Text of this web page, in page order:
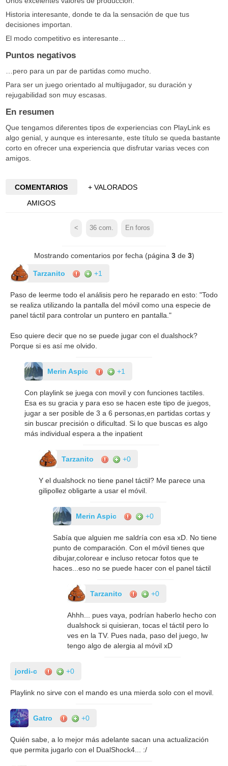
Historia interesante, donde te da la sensación de que tus
decisiones importan.
El modo competitivo es interesante…
Puntos negativos
…pero para un par de partidas como mucho.
Para ser un juego orientado al multijugador, su duración y
rejugabilidad son muy escasas.
En resumen
Que tengamos diferentes tipos de experiencias con PlayLink es
algo genial, y aunque es interesante, este título se queda bastante
corto en ofrecer una experiencia que disfrutar varias veces con
amigos.
COMENTARIOS
+ VALORADOS
AMIGOS
< 36 com. En foros
Mostrando comentarios por fecha (página 3de 3)
Tarzanito +1
Paso de leerme todo el análisis pero he reparado en esto: "Todo
se realiza utilizando la pantalla del móvil como una especie de
panel táctil para controlar un puntero en pantalla."
Eso quiere decir que no se puede jugar con el dualshock?
Porque si es así me olvido.
Merin Aspic +1
Con playlink se juega con movil y con funciones tactiles.
Esa es su gracia y para eso se hacen este tipo de juegos,
jugar a ser posible de 3 a 6 personas,en partidas cortas y
sin buscar precisión o dificultad. Si lo que buscas es algo
más individual espera a the inpatient
Tarzanito +0
Y el dualshock no tiene panel táctil? Me parece una
gilipollez obligarte a usar el móvil.
Merin Aspic +0
Sabía que alguien me saldría con esa xD. No tiene
punto de comparación. Con el móvil tienes que
dibujar,colorear e incluso retocar fotos que te
haces...eso no se puede hacer con el panel táctil
Tarzanito +0
Ahhh... pues vaya, podrían haberlo hecho con
dualshock si quisieran, tocas el táctil pero lo
ves en la TV. Pues nada, paso del juego, lw
tengo algo de alergia al móvil xD
jordi-c +0
Playlink no sirve con el mando es una mierda solo con el movil.
Gatro +0
Quién sabe, a lo mejor más adelante sacan una actualización
que permita jugarlo con el DualShock4... :/